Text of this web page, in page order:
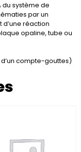
système de
par un
d’une réaction
opaline, tube ou
d’un compte-gouttes)